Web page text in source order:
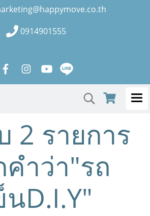
0914901555
2 รายการ
คำว่า"รถ
นD.I.Y"